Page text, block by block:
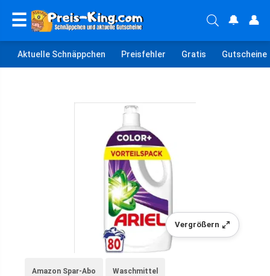
☰ 🔔 👤
Aktuelle Schnäppchen Preisfehler Gratis Gutscheine
Vergrößern
Amazon Spar-Abo Waschmittel